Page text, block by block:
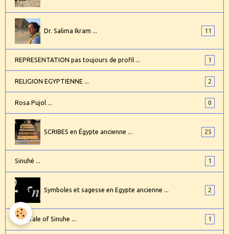
Dr. Salima Ikram ... 11
REPRESENTATION pas toujours de profil ... 1
RELIGION EGYPTIENNE ... 2
Rosa Pujol ... 0
SCRIBES en Égypte ancienne ... 25
Sinuhé ... 1
Symboles et sagesse en Egypte ancienne ... 2
The Tale of Sinuhe ... 1